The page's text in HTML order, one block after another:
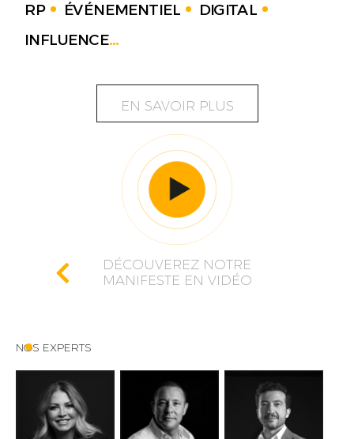
RP ÉVÉNEMENTIEL
DIGITAL
INFLUENCE...
EN SAVOIR PLUS
DÉCOUVEREZ NOTRE
MANIFESTE EN VIDÉO
NOS EXPERTS